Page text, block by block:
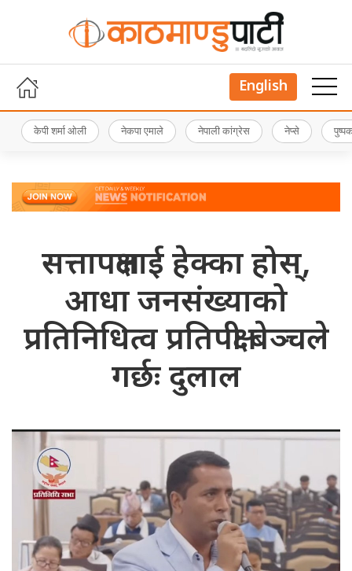
English
केपी शर्मा ओली नेकपा एमाले नेपाली कांग्रेस नेप्से
सत्तापक्षलाई हेक्का होस्,
आधा जनसंख्याको
प्रतिनिधित्व प्रतिपक्षी बेञ्चले
गर्छः दुलाल